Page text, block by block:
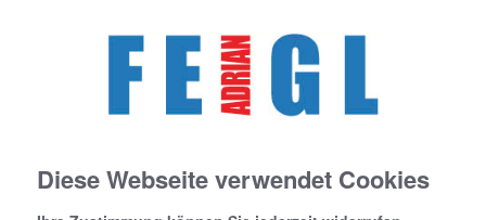
Diese Webseite verwendet Cookies